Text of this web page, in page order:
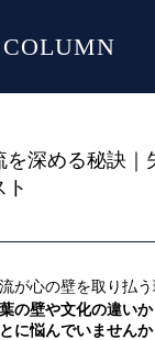
COLUMN
を深める秘訣｜
が心の壁を取り払う
の壁や文化の違い
に悩んでいませんか